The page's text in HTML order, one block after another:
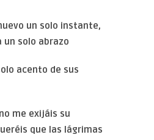
un solo instante,
un solo abrazo
acento de sus
me exijáis su
que las lágrimas